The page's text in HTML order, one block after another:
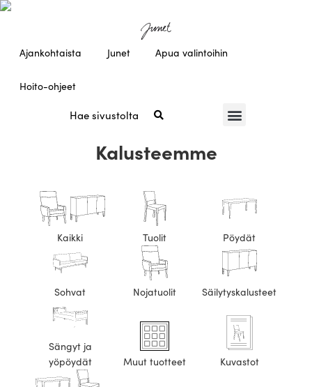
Ajankohtaista Junet Apua valintoihin
Hoito-ohjeet
Kalusteemme
Kaikki Tuolit Pöydät
Sohvat Nojatuolit Säilytyskalusteet
Sängyt ja
yöpöydät
Muut tuotteet Kuvastot